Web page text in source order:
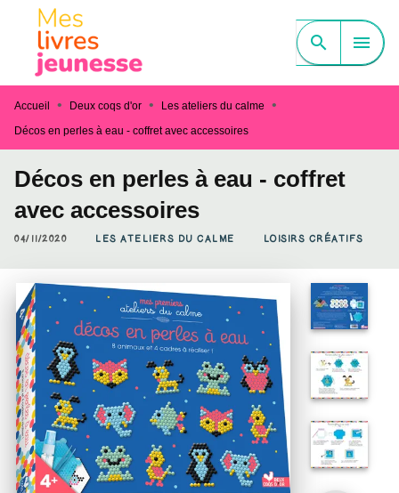
MENU CONTENU
PIED DE PAGE
search menu
Accueil • Deux coqs d'or • Les ateliers du calme •
Décos en perles à eau - coffret avec accessoires
Décos en perles à eau - coffret
avec accessoires
04/11/2020 LES ATELIERS DU CALME LOISIRS CRÉATIFS